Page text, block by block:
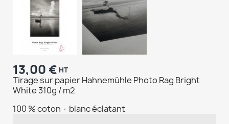
13,00 € HT
Tirage sur papier Hahnemühle Photo Rag Bright
White 310g / m2
100 % coton · blanc éclatant